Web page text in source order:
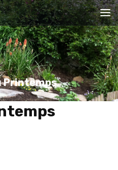
Printemps